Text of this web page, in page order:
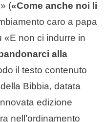
(«Come anche noi li
caro a papa
«E non ci indurre in
alla
il testo contenuto
Bibbia, datata
edizione
nell’ordinamento